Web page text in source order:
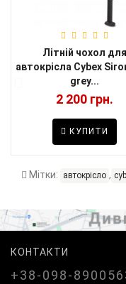
Літній чохол для
автокрісла Cybex
grey...
2 200 грн.
КУПИТИ
Мітки: автокрісло ,
КОНТАКТИ
+38-098-